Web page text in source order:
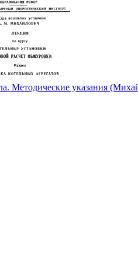
Методические указания